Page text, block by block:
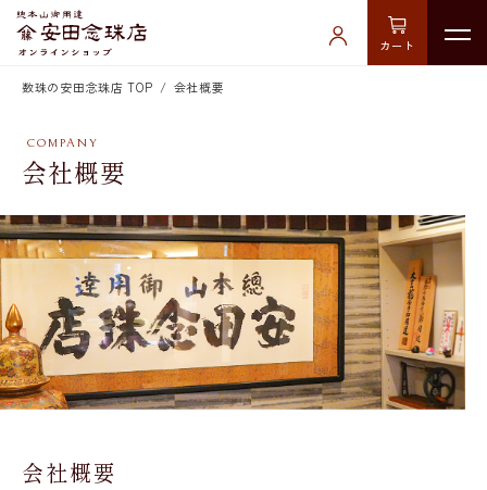
カート
数珠の安田念珠店 TOP 会社概要
会社概要
会社概要